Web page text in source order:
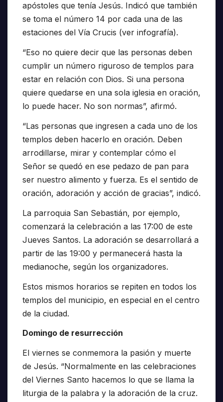
apóstoles que tenía Jesús. Indicó que también
se toma el número 14 por cada una de las
estaciones del Vía Crucis (ver infografía).
“Eso no quiere decir que las personas deben
cumplir un número riguroso de templos para
estar en relación con Dios. Si una persona
quiere quedarse en una sola iglesia en oración,
lo puede hacer. No son normas”, afirmó.
“Las personas que ingresen a cada uno de los
templos deben hacerlo en oración. Deben
arrodillarse, mirar y contemplar cómo el
Señor se quedó en ese pedazo de pan para
ser nuestro alimento y fuerza. Es el sentido de
oración, adoración y acción de gracias”, indicó.
La parroquia San Sebastián, por ejemplo,
comenzará la celebración a las 17:00 de este
Jueves Santos. La adoración se desarrollará a
partir de las 19:00 y permanecerá hasta la
medianoche, según los organizadores.
Estos mismos horarios se repiten en todos los
templos del municipio, en especial en el centro
de la ciudad.
Domingo de resurrección
El viernes se conmemora la pasión y muerte
de Jesús. “Normalmente en las celebraciones
del Viernes Santo hacemos lo que se llama la
liturgia de la palabra y la adoración de la cruz.